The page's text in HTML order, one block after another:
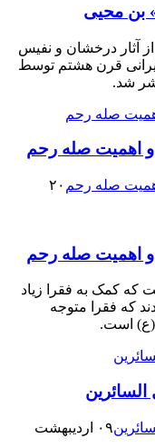
بن محیی
آثار درخشان و نفیس
قرن هشتم توسط
شد.
و اهمیت صله رحم
۲۰
و اهمیت صله رحم
که کمک به فقرا زیاد
که فقرا متوجه
(ع) است.
۰۹ اردیبهشت